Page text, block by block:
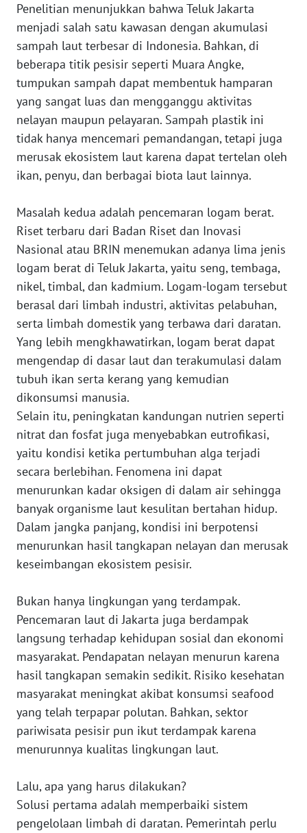
Penelitian menunjukkan bahwa Teluk Jakarta
menjadi salah satu kawasan dengan akumulasi
sampah laut terbesar di Indonesia. Bahkan, di
beberapa titik pesisir seperti Muara Angke,
tumpukan sampah dapat membentuk hamparan
yang sangat luas dan mengganggu aktivitas
nelayan maupun pelayaran. Sampah plastik ini
tidak hanya mencemari pemandangan, tetapi juga
merusak ekosistem laut karena dapat tertelan oleh
ikan, penyu, dan berbagai biota laut lainnya.
Masalah kedua adalah pencemaran logam berat.
Riset terbaru dari Badan Riset dan Inovasi
Nasional atau BRIN menemukan adanya lima jenis
logam berat di Teluk Jakarta, yaitu seng, tembaga,
nikel, timbal, dan kadmium. Logam-logam tersebut
berasal dari limbah industri, aktivitas pelabuhan,
serta limbah domestik yang terbawa dari daratan.
Yang lebih mengkhawatirkan, logam berat dapat
mengendap di dasar laut dan terakumulasi dalam
tubuh ikan serta kerang yang kemudian
dikonsumsi manusia.
Selain itu, peningkatan kandungan nutrien seperti
nitrat dan fosfat juga menyebabkan eutrofikasi,
yaitu kondisi ketika pertumbuhan alga terjadi
secara berlebihan. Fenomena ini dapat
menurunkan kadar oksigen di dalam air sehingga
banyak organisme laut kesulitan bertahan hidup.
Dalam jangka panjang, kondisi ini berpotensi
menurunkan hasil tangkapan nelayan dan merusak
keseimbangan ekosistem pesisir.
Bukan hanya lingkungan yang terdampak.
Pencemaran laut di Jakarta juga berdampak
langsung terhadap kehidupan sosial dan ekonomi
masyarakat. Pendapatan nelayan menurun karena
hasil tangkapan semakin sedikit. Risiko kesehatan
masyarakat meningkat akibat konsumsi seafood
yang telah terpapar polutan. Bahkan, sektor
pariwisata pesisir pun ikut terdampak karena
menurunnya kualitas lingkungan laut.
Lalu, apa yang harus dilakukan?
Solusi pertama adalah memperbaiki sistem
pengelolaan limbah di daratan. Pemerintah perlu
WN
PAPUA
BARAT
WN
RIAU
WN
SERAMBI
WN
SULTRA
WN
NTB
WN
SULTENG
SULBAR
WN
BABEL
WN
SUMBAR
WN
SUMSEL
WN
BENGKULU
WN
LAMPUNG
WN
JATENG
WN
NUSANTARA
JOGJA